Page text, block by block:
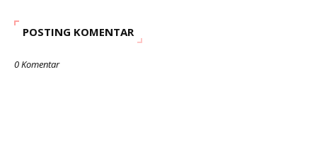
POSTING KOMENTAR
0 Komentar